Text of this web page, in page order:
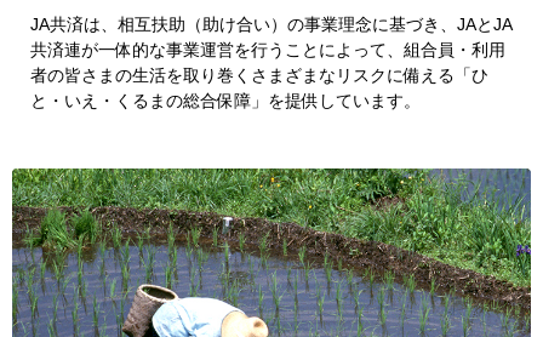
JA共済は、相互扶助（助け合い）の事業理念に基づき、JAとJA
共済連が⼀体的な事業運営を⾏うことによって、組合員・利⽤
者の皆さまの⽣活を取り巻くさまざまなリスクに備える「ひ
と・いえ・くるまの総合保障」を提供しています。